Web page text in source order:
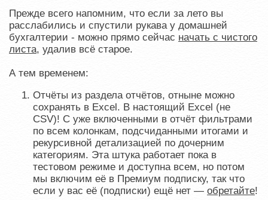
Прежде всего напомним, что если за лето вы
расслабились и спустили рукава у домашней
бухгалтерии - можно прямо сейчас начать с чистого
листа, удалив всё старое.
А тем временем:
Отчёты из раздела отчётов, отныне можно
сохранять в Excel. В настоящий Excel (не
CSV)! С уже включенными в отчёт фильтрами
по всем колонкам, подсчиданными итогами и
рекурсивной детализацией по дочерним
категориям. Эта штука работает пока в
тестовом режиме и доступна всем, но потом
мы включим её в Премиум подписку, так что
если у вас её (подписки) ещё нет — обретайте!